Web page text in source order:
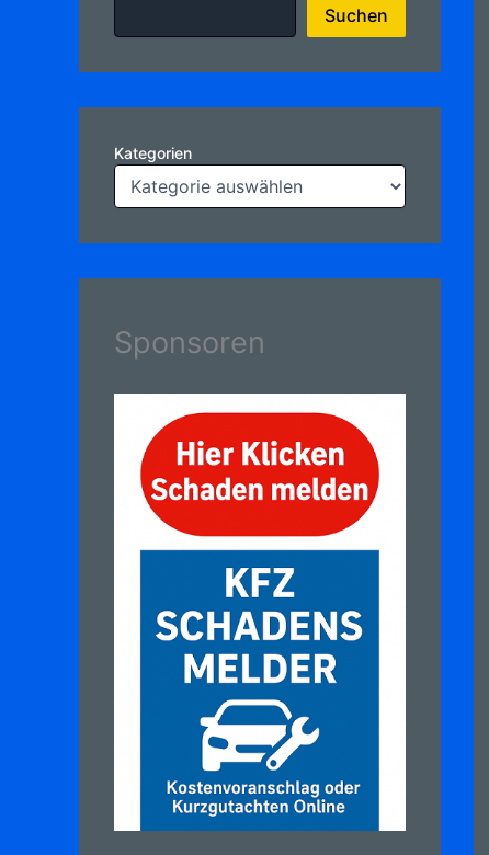
Suchen
Kategorien
Sponsoren